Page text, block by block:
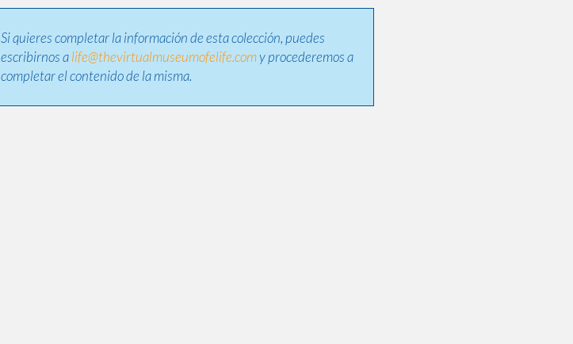
Si quieres completar la información de esta colección, puedes
escribirnos alife@thevirtualmuseumofelife.comy procederemos a
completar el contenido de la misma.